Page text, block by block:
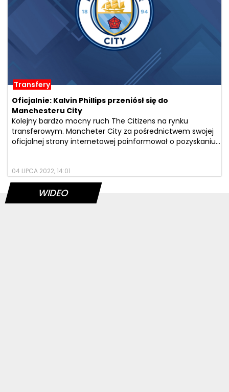
Transfery
Oficjalnie: Kalvin Phillips przeniósł się do
Manchesteru City
Kolejny bardzo mocny ruch The Citizens na rynku
transferowym. Mancheter City za pośrednictwem swojej
oficjalnej strony internetowej poinformował o pozyskaniu...
04 LIPCA 2022, 14:01
WIDEO